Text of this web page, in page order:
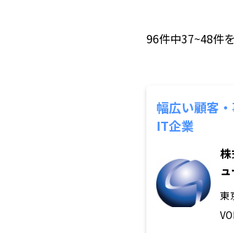
96件中37~48件
幅広い顧客
IT企業
株
東